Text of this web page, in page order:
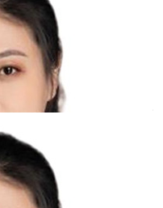
考虑主要是因为排
膜导致的轻微疼
或一天，疼痛就会
的是两侧卵巢分开
到了下个月，有可
不大，不用担心。
饮水，防止辛辣刺
么办？
期，得补钙，如果
钙，处于更年期，